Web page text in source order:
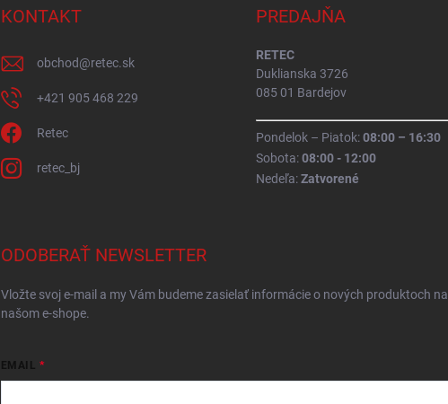
KONTAKT
obchod@retec.sk
+421 905 468 229
Retec
retec_bj
PREDAJŇA
RETEC
Duklianska 3726
085 01 Bardejov
Pondelok – Piatok:08:00 – 16:30
Sobota:08:00 - 12:00
Nedeľa:Zatvorené
ODOBERAŤ NEWSLETTER
Vložte svoj e-mail a my Vám budeme zasielať informácie o nových produktoch na
našom e-shope.
EMAIL